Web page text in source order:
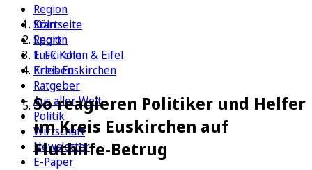
Region
Köln
Sport
1. FC Köln
Erleben
Ratgeber
Aus aller Welt
Politik
Wirtschaft
Newsletter
E-Paper
Startseite
Region
Euskirchen & Eifel
Kreis Euskirchen
So reagieren Politiker und Helfer
im Kreis Euskirchen auf
Fluthilfe-Betrug